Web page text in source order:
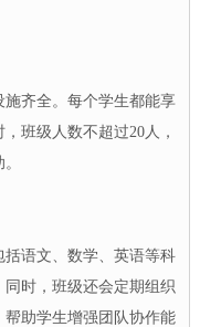
齐全。每个学生都能享
班级人数不超过20人，
语文、数学、英语等科
时，班级还会定期组织
助学生增强团队协作能